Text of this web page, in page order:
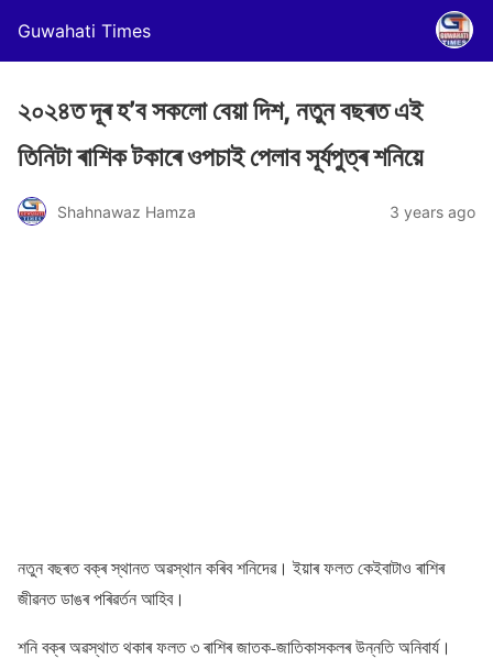
Guwahati Times
২০২৪ত দূৰ হ’ব সকলো বেয়া দিশ, নতুন বছৰত এই
তিনিটা ৰাশিক টকাৰে ওপচাই পেলাব সূৰ্যপুত্ৰ শনিয়ে
Shahnawaz Hamza 3 years ago
নতুন বছৰত বক্ৰ স্থানত অৱস্থান কৰিব শনিদেৱ। ইয়াৰ ফলত কেইবাটাও ৰাশিৰ
জীৱনত ডাঙৰ পৰিৱৰ্তন আহিব।
শনি বক্ৰ অৱস্থাত থকাৰ ফলত ৩ ৰাশিৰ জাতক-জাতিকাসকলৰ উন্নতি অনিবাৰ্য।